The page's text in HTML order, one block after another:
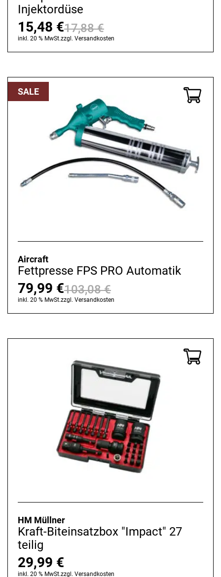
Injektordüse
17,88€
Ursprünglicher
war:
15,48 €
Aktueller
ist:
inkl. 20 % MwSt.zzgl. Versandkosten
SALE
Aircraft
Fettpresse FPS PRO Automatik
103,08€
Ursprünglicher
war:
79,99 €
Aktueller
ist:
inkl. 20 % MwSt.zzgl. Versandkosten
HM Müllner
Kraft-Biteinsatzbox "Impact" 27
teilig
29,99 €
inkl. 20 % MwSt.zzgl. Versandkosten